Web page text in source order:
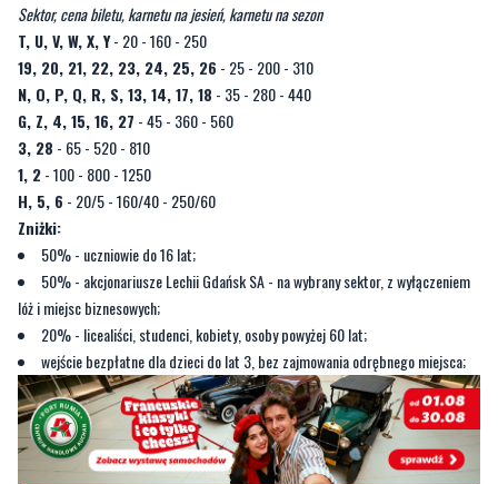
Sektor, cena biletu, karnetu na jesień, karnetu na sezon
T, U, V, W, X, Y- 20 - 160 - 250
19, 20, 21, 22, 23, 24, 25, 26 - 25 - 200 - 310
N, O, P, Q, R, S, 13, 14, 17, 18 - 35 - 280 - 440
G, Z, 4, 15, 16, 27 - 45 - 360 - 560
3, 28 - 65 - 520 - 810
1, 2- 100 - 800 - 1250
H, 5, 6 - 20/5 - 160/40 - 250/60
Zniżki:
50% - uczniowie do 16 lat;
50% - akcjonariusze Lechii Gdańsk SA - na wybrany sektor, z wyłączeniem
lóż i miejsc biznesowych;
20% - licealiści, studenci, kobiety, osoby powyżej 60 lat;
wejście bezpłatne dla dzieci do lat 3, bez zajmowania odrębnego miejsca;